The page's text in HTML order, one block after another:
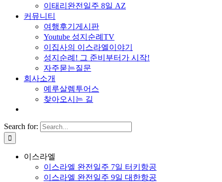
이태리완전일주 8일 AZ
커뮤니티
여행후기게시판
Youtube 성지순례TV
이집사의 이스라엘이야기
성지순례! 그 준비부터가 시작!
자주묻는질문
회사소개
예루살렘투어스
찾아오시는 길
Search for:
이스라엘
이스라엘 완전일주 7일 터키항공
이스라엘 완전일주 9일 대한항공